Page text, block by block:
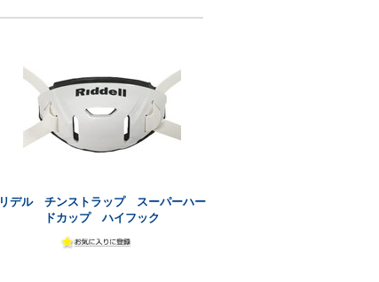
リデル チンストラップ スーパーハー
ドカップ ハイフック